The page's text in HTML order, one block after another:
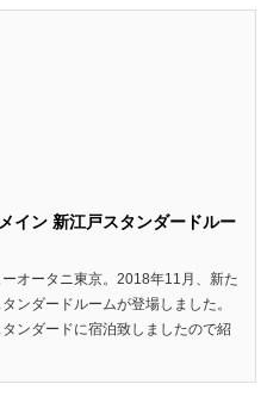
イン 新江戸スタンダードルー
オータニ東京。2018年11月、新た
ンダードルームが登場しました。
ンダードに宿泊致しましたので紹